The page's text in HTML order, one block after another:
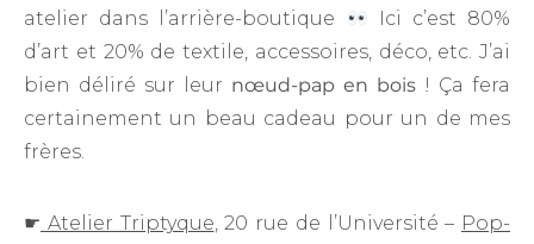
atelier dans l’arrière-boutique
Ici c’est 80%
d’art et 20% de textile, accessoires, déco, etc. J’ai
bien déliré sur leur nœud-pap en bois ! Ça fera
certainement un beau cadeau pour un de mes
frères.
☛ Atelier Triptyque, 20 rue de l’Université – Pop-